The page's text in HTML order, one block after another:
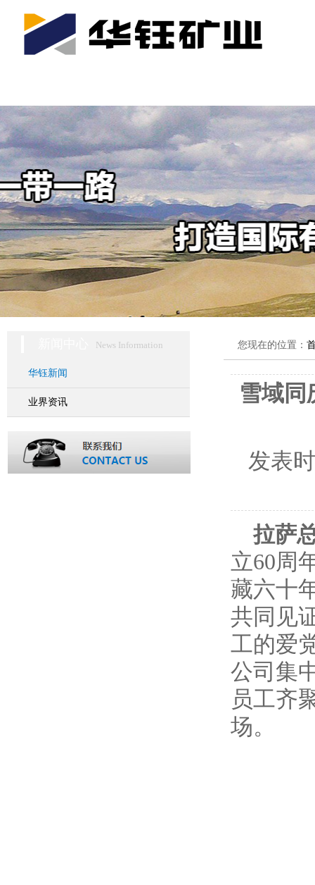
News Information
华钰新闻
业界资讯
您现在的位置：
雪域
发表
拉萨
立60周
藏六十
共同见
工的爱
公司集
员工齐
场。